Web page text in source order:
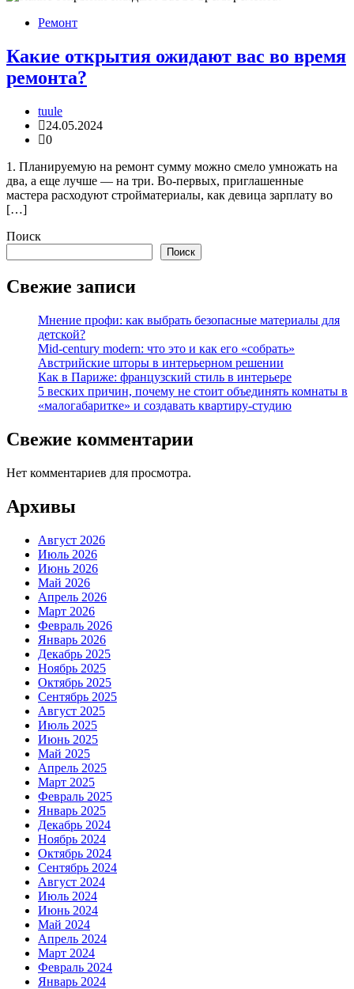
Ремонт
Какие открытия ожидают вас во время
ремонта?
tuule
24.05.2024
0
1. Планируемую на ремонт сумму можно смело умножать на
два, а еще лучше — на три. Во-первых, приглашенные
мастера расходуют стройматериалы, как девица зарплату во
[…]
Поиск
Поиск
Свежие записи
Мнение профи: как выбрать безопасные материалы для
детской?
Mid-century modern: что это и как его «собрать»
Австрийские шторы в интерьерном решении
Как в Париже: французский стиль в интерьере
5 веских причин, почему не стоит объединять комнаты в
«малогабаритке» и создавать квартиру-студию
Свежие комментарии
Нет комментариев для просмотра.
Архивы
Август 2026
Июль 2026
Июнь 2026
Май 2026
Апрель 2026
Март 2026
Февраль 2026
Январь 2026
Декабрь 2025
Ноябрь 2025
Октябрь 2025
Сентябрь 2025
Август 2025
Июль 2025
Июнь 2025
Май 2025
Апрель 2025
Март 2025
Февраль 2025
Январь 2025
Декабрь 2024
Ноябрь 2024
Октябрь 2024
Сентябрь 2024
Август 2024
Июль 2024
Июнь 2024
Май 2024
Апрель 2024
Март 2024
Февраль 2024
Январь 2024